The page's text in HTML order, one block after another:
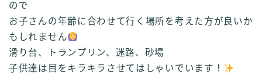
ので
お子さんの年齢に合わせて行く場所を考えた方が良いか
もしれません
滑り台、トランプリン、迷路、砂場
子供達は目をキラキラさせてはしゃいでいます！